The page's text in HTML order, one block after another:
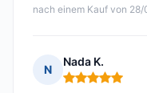
nach einem Kauf von
N
Nada K.
Hinweis: 5 von